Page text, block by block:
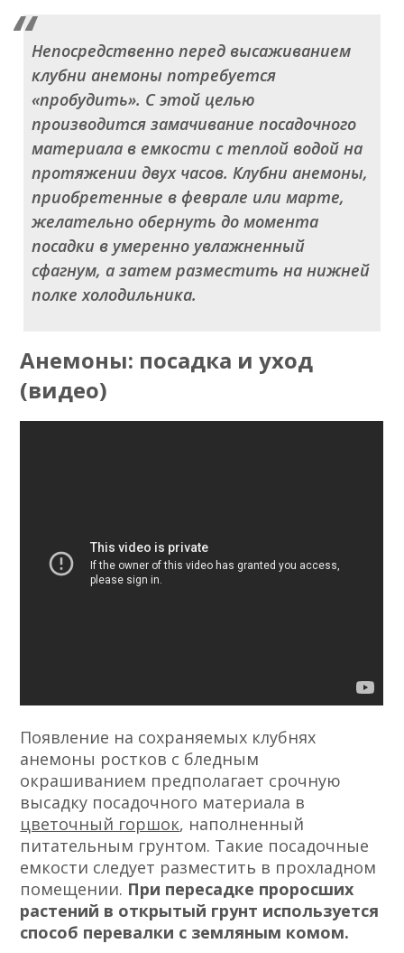
Непосредственно перед высаживанием
клубни анемоны потребуется
«пробудить». С этой целью
производится замачивание посадочного
материала в емкости с теплой водой на
протяжении двух часов. Клубни анемоны,
приобретенные в феврале или марте,
желательно обернуть до момента
посадки в умеренно увлажненный
сфагнум, а затем разместить на нижней
полке холодильника.
Анемоны: посадка и уход
(видео)
Появление на сохраняемых клубнях
анемоны ростков с бледным
окрашиванием предполагает срочную
высадку посадочного материала в
цветочный горшок, наполненный
питательным грунтом. Такие посадочные
емкости следует разместить в прохладном
помещении. При пересадке проросших
растений в открытый грунт используется
способ перевалки с земляным комом.